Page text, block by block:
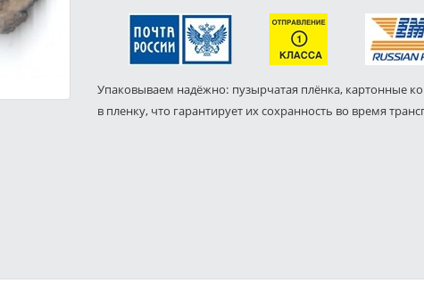
Упаковываем надёжно: пузырчатая плёнка, картонные
в пленку, что гарантирует их сохранность во время